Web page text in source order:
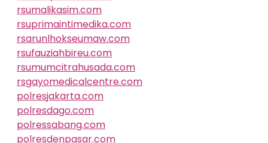
rsumalikasim.com
rsuprimaintimedika.com
rsarunlhokseumaw.com
rsufauziahbireu.com
rsumumcitrahusada.com
rsgayomedicalcentre.com
polresjakarta.com
polresdago.com
polressabang.com
polresdenpasar.com